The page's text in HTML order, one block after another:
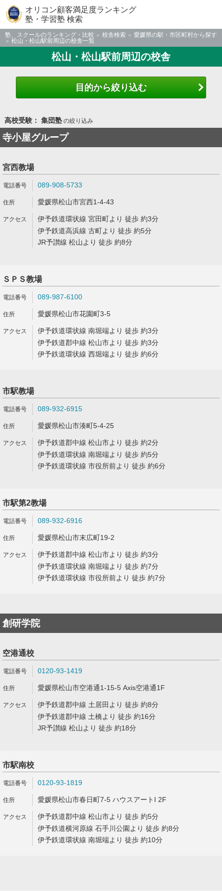
オリコン顧客満足度ランキング
塾・学習塾 検索
塾、スクールのランキング・比較 校舎検索
愛媛県の駅・市区町村から探す
松山・松山駅前周辺の校舎一覧
松山・松山駅前周辺の校舎
目的から絞り込む
高校受験： 集団塾の絞り込み
寺小屋グループ
宮西教場
089-908-5733
愛媛県松山市宮西1-4-43
伊予鉄道環状線 宮田町より 徒歩 約3分
伊予鉄道高浜線 古町より 徒歩 約5分
JR予讃線 松山より 徒歩 約8分
ＳＰＳ教場
089-987-6100
愛媛県松山市花園町3-5
伊予鉄道環状線 南堀端より 徒歩 約3分
伊予鉄道郡中線 松山市より 徒歩 約3分
伊予鉄道環状線 西堀端より 徒歩 約6分
市駅教場
089-932-6915
愛媛県松山市湊町5-4-25
伊予鉄道郡中線 松山市より 徒歩 約2分
伊予鉄道環状線 南堀端より 徒歩 約5分
伊予鉄道環状線 市役所前より 徒歩 約6分
市駅第2教場
089-932-6916
愛媛県松山市末広町19-2
伊予鉄道郡中線 松山市より 徒歩 約3分
伊予鉄道環状線 南堀端より 徒歩 約7分
伊予鉄道環状線 市役所前より 徒歩 約7分
創研学院
空港通校
0120-93-1419
愛媛県松山市空港通1-15-5 Axis空港通1F
伊予鉄道郡中線 土居田より 徒歩 約8分
伊予鉄道郡中線 土橋より 徒歩 約16分
JR予讃線 松山より 徒歩 約18分
市駅南校
0120-93-1819
愛媛県松山市春日町7-5 ハウスアートI 2F
伊予鉄道郡中線 松山市より 徒歩 約5分
伊予鉄道横河原線 石手川公園より 徒歩 約8分
伊予鉄道環状線 南堀端より 徒歩 約10分